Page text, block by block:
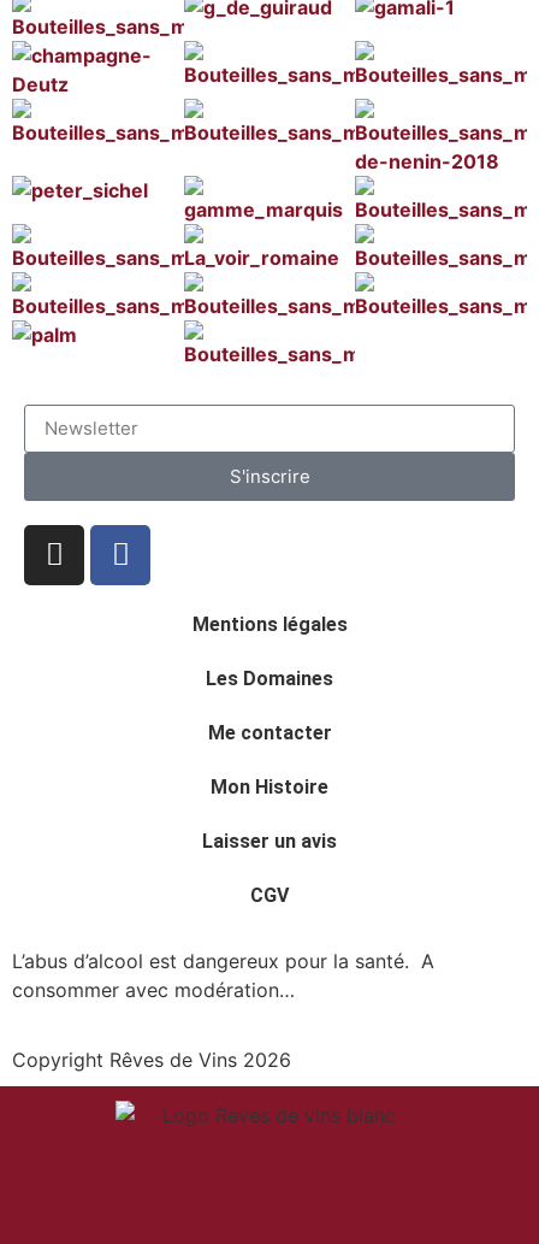
S'inscrire
Mentions légales
Les Domaines
Me contacter
Mon Histoire
Laisser un avis
CGV
L’abus d’alcool est dangereux pour la santé. A
consommer avec modération…
Copyright Rêves de Vins 2026